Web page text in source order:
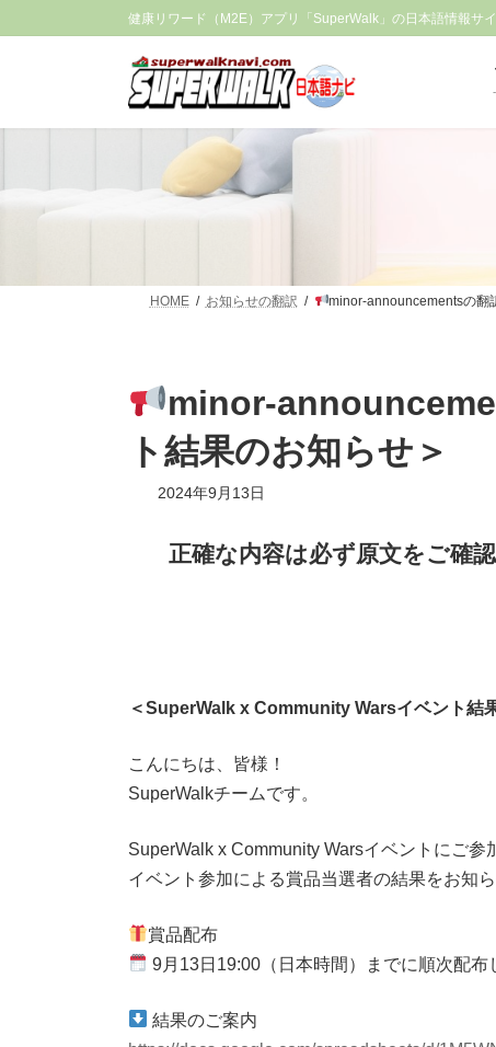
ン
へ
ッ
ビ
ョ
移
健康リワード（M2E）アプリ「SuperWalk」の日本語情報サ
HOME お知らせの翻訳 minor-announcementsの翻
minor-
ト結果のお知らせ＞
2024年9月13日
正確な内容は必ず原文をご確認
＜SuperWalk x Community Warsイベント結
こんにちは、皆様！
SuperWalkチームです。
SuperWalk x Community Warsイベントにご参
イベント参加による賞品当選者の結果をお知
賞品配布
9月13日19:00（日本時間）までに順次配布
結果のご案内